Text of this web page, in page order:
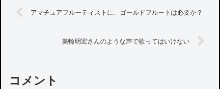
アマチュアフルーティストに、ゴールドフルートは必要か？
美輪明宏さんのような声で歌ってはいけない
コメント